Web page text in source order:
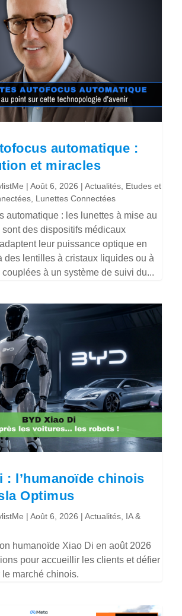
automatique :
et miracles
|Août 6, 2026 |Actualités Etudes et
Lunettes Connectées
automatique : les lunettes à mise au
des dispositifs médicaux
leur puissance optique en
des lentilles à cristaux liquides ou à
à un système de suivi du...
: l’humanoïde chinois
Optimus
|Août 6, 2026 |Actualités IA &
humanoïde Xiao Di en août 2026
pour accueillir les clients et défier
marché chinois.